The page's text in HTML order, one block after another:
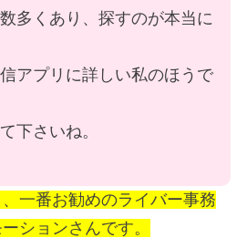
多くあり、探すのが本当に
アプリに詳しい私のほうで
下さいね。
一番お勧めのライバー事務
ションさんです。